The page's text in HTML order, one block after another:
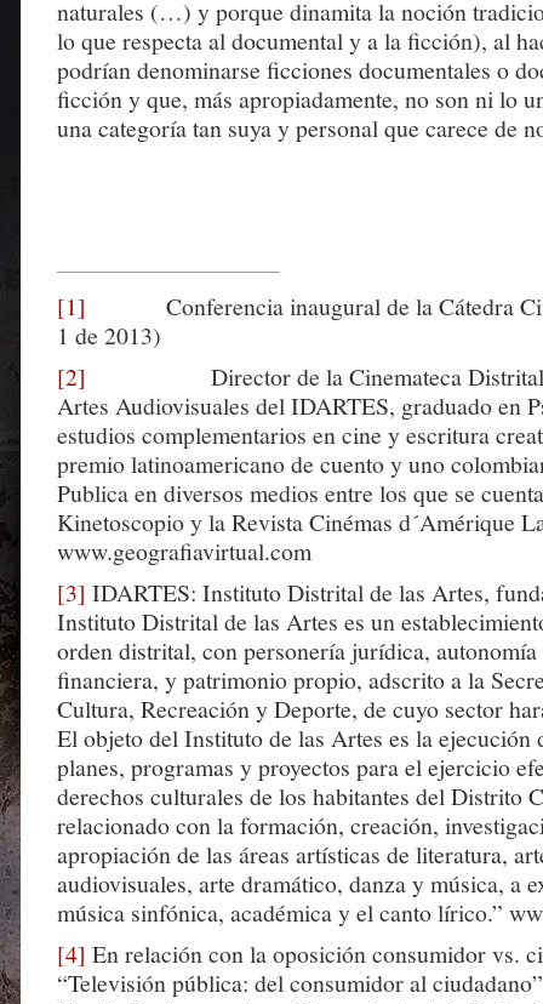
naturales (…) y porque dinamita la noción
lo que respecta al documental y a la ficción), al
podrían denominarse ficciones documentales o
ficción y que, más apropiadamente, no son ni lo
una categoría tan suya y personal que carece de
[1] Conferencia inaugural de la Cátedra
1 de 2013)
[2] Director de la Cinemateca Distrital –
Artes Audiovisuales del IDARTES, graduado en
estudios complementarios en cine y escritura
premio latinoamericano de cuento y uno
Publica en diversos medios entre los que se
Kinetoscopio y la Revista Cinémas d´Amérique
www.geografiavirtual.com
[3] IDARTES: Instituto Distrital de las Artes,
Instituto Distrital de las Artes es un
orden distrital, con personería jurídica,
financiera, y patrimonio propio, adscrito a la
Cultura, Recreación y Deporte, de cuyo sector
El objeto del Instituto de las Artes es la ejecución
planes, programas y proyectos para el ejercicio
derechos culturales de los habitantes del Distrito
relacionado con la formación, creación,
apropiación de las áreas artísticas de literatura,
audiovisuales, arte dramático, danza y música, a
música sinfónica, académica y el canto lírico.”
[4] En relación con la oposición consumidor vs.
“Televisión pública: del consumidor al